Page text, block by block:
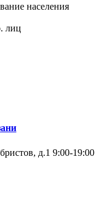
населения
лиц
д.1 9:00-19:00